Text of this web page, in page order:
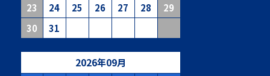
23
24 25 26 27 28
29
30
31
2026年09月